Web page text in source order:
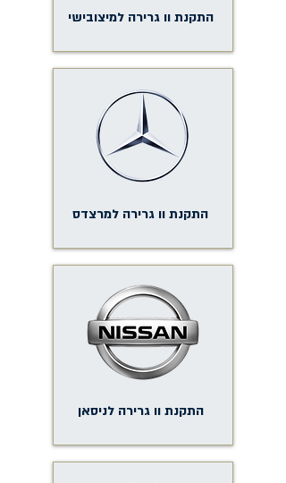
התקנת וו גרירה למיצובישי
התקנת וו גרירה למרצדס
התקנת וו גרירה לניסאן